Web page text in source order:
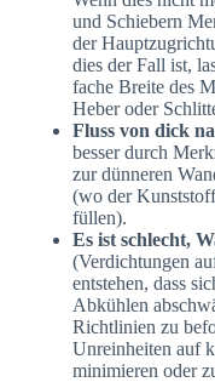
und Schiebern
der
dies der Fall ist,
fache Breite des
Heber oder
Fluss von dick
besser durch
zur dünneren
(wo der
füllen).
Es ist schlecht,
(Verdichtungen
entstehen, dass
Abkühlen
Richtlinien zu
Unreinheiten auf
minimieren oder